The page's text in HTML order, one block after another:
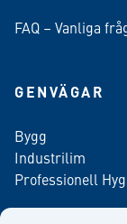
FAQ – Vanliga
GENVÄGAR
Bygg
Industrilim
Professionell